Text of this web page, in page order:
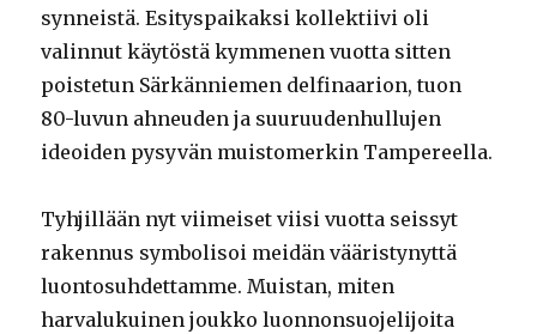
synneistä. Esityspaikaksi kollektiivi oli
valinnut käytöstä kymmenen vuotta sitten
poistetun Särkänniemen delfinaarion, tuon
80-luvun ahneuden ja suuruudenhullujen
ideoiden pysyvän muistomerkin Tampereella.
Tyhjillään nyt viimeiset viisi vuotta seissyt
rakennus symbolisoi meidän vääristynyttä
luontosuhdettamme. Muistan, miten
harvalukuinen joukko luonnonsuojelijoita